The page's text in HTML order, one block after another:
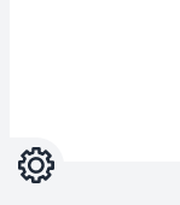
Ajustes